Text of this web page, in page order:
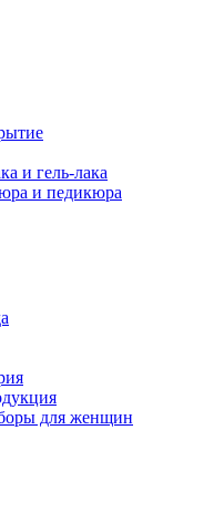
и гель-лака
и педикюра
для женщин